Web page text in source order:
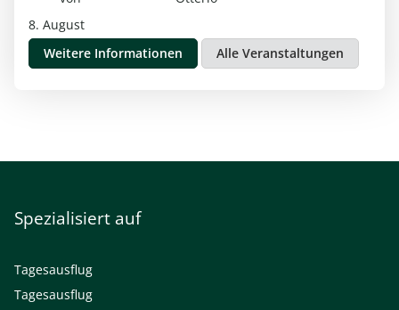
fertig sind. Behalten Sie also die Website im Auge!
8. August
Weitere Informationen Alle Veranstaltungen
Spezialisiert auf
Tagesausflug
Tagesausflug